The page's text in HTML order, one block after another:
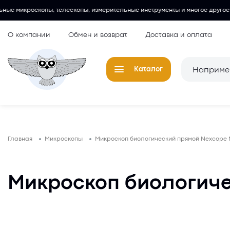
измерительные инструменты и многое другое.
О компании Обмен и возврат Доставка и оплата
Каталог
Лупы
Главная Микроскопы Микроскоп биологический прямой Nexcope
Микроскоп